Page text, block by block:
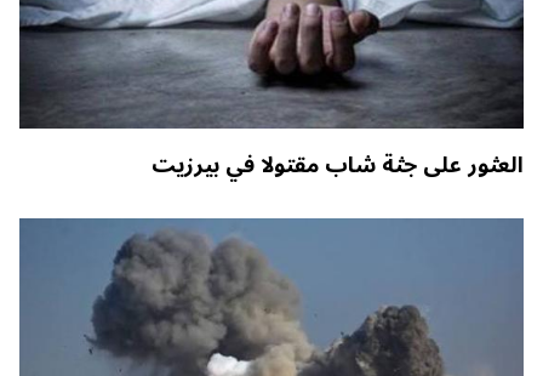
العثور على جثة شاب مقتولا في بيرزيت